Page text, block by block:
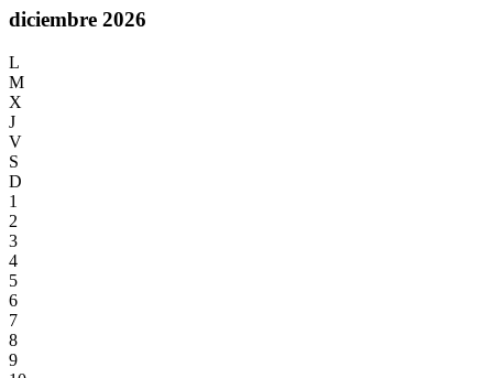
diciembre 2026
L
M
X
J
V
S
D
1
2
3
4
5
6
7
8
9